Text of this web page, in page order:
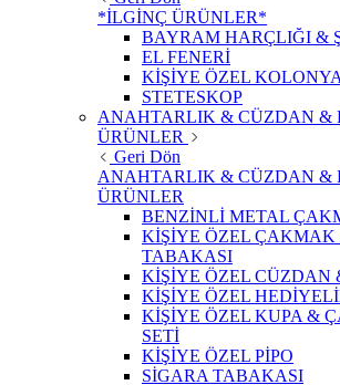
*İLGİNÇ ÜRÜNLER*
BAYRAM HARÇLIĞI &
EL FENERİ
KİŞİYE ÖZEL
STETESKOP
ANAHTARLIK & CÜZDAN &
ÜRÜNLER
Geri Dön
ANAHTARLIK & CÜZDAN &
ÜRÜNLER
BENZİNLİ METAL
KİŞİYE ÖZEL ÇAKMAK
TABAKASI
KİŞİYE ÖZEL CÜZDAN
KİŞİYE ÖZEL
KİŞİYE ÖZEL KUPA &
SETİ
KİŞİYE ÖZEL PİPO
SİGARA TABAKASI